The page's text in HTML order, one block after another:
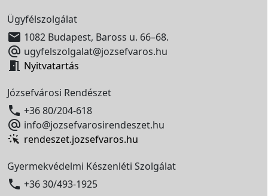
Ügyfélszolgálat
 1082 Budapest, Baross u. 66–68.
 ugyfelszolgalat@jozsefvaros.hu
 Nyitvatartás
Józsefvárosi Rendészet
 +36 80/204-618
 info@jozsefvarosirendeszet.hu
rendeszet.jozsefvaros.hu
Gyermekvédelmi Készenléti Szolgálat
 +36 30/493-1925